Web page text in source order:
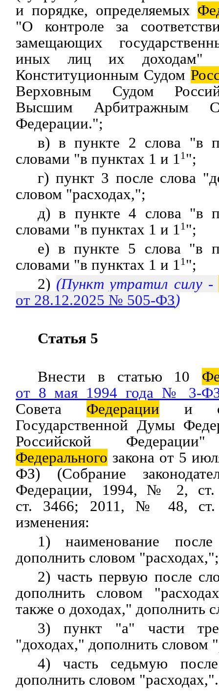
и порядке, определяемых
"О контроле за
замещающих
иных лиц их доходам" и
Конституционным Судом
Верховным Судом
Высшим Арбитражным
Федерации.";
в) в пункте 2 слова "в
словами "в пунктах 1 и 11 ";
г) пункт 3 после слова
словом "расходах,";
д) в пункте 4 слова "в
словами "в пунктах 1 и 11 ";
е) в пункте 5 слова "в
словами "в пунктах 1 и 11 ";
2) (Пункт утратил силу -
от 28.12.2025 № 505-ФЗ)
Статья 5
Внести в статью 10
от 8 мая 1994 года № 3-
Совета Федерации и
Государственной Думы
Российской
Федерального закона от 5
ФЗ) (Собрание
Федерации, 1994, № 2,
ст. 3466; 2011, № 48, ст.
изменения:
1) наименование
дополнить словом "расходах,";
2) часть первую после
дополнить словом
также о доходах," дополнить
3) пункт "а" части
"доходах," дополнить словом
4) часть седьмую
дополнить словом "расходах,".